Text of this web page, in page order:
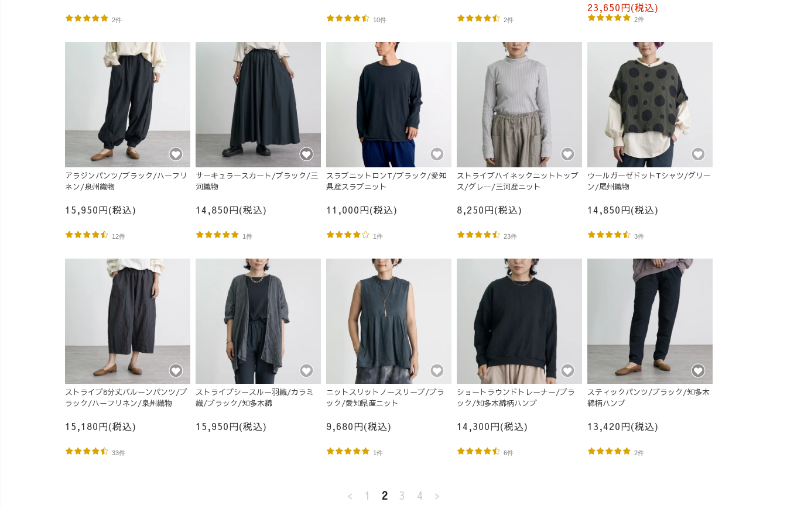
2件 10件 2件
23,650円(税込)
2件
アラジンパンツ/ブラック/ハーフリ
ネン/泉州織物
15,950円(税込)
12件
サーキュラースカート/ブラック/三
河織物
14,850円(税込)
1件
スラブニットロンT/ブラック/愛知
県産スラブニット
11,000円(税込)
1件
ストライプハイネックニットトップ
ス/グレー/三河産ニット
8,250円(税込)
23件
ウールガーゼドットTシャツ/グリー
ン/尾州織物
14,850円(税込)
3件
ストライプ8分丈バルーンパンツ/ブ
ラック/ハーフリネン/泉州織物
15,180円(税込)
33件
ストライプシースルー羽織/カラミ
織/ブラック/知多木綿
15,950円(税込)
ニットスリットノースリーブ/ブラ
ック/愛知県産ニット
9,680円(税込)
1件
ショートラウンドトレーナー/ブラ
ック/知多木綿柄ハンプ
14,300円(税込)
6件
スティックパンツ/ブラック/知多木
綿柄ハンプ
13,420円(税込)
2件
< 1 2 3 4 >